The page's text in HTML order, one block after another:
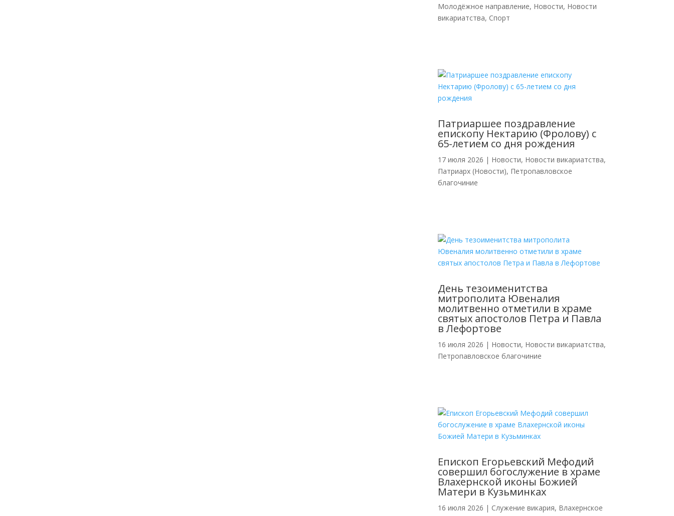
Молодёжное направление, Новости, Новости
викариатства, Спорт
Патриаршее поздравление
епископу Нектарию (Фролову) с
65-летием со дня рождения
17 июля 2026 | Новости, Новости викариатства,
Патриарх (Новости), Петропавловское
благочиние
День тезоименитства
митрополита Ювеналия
молитвенно отметили в храме
святых апостолов Петра и Павла
в Лефортове
16 июля 2026 | Новости, Новости викариатства,
Петропавловское благочиние
Епископ Егорьевский Мефодий
совершил богослужение в храме
Влахернской иконы Божией
Матери в Кузьминках
16 июля 2026 | Cлужение викария, Влахернское